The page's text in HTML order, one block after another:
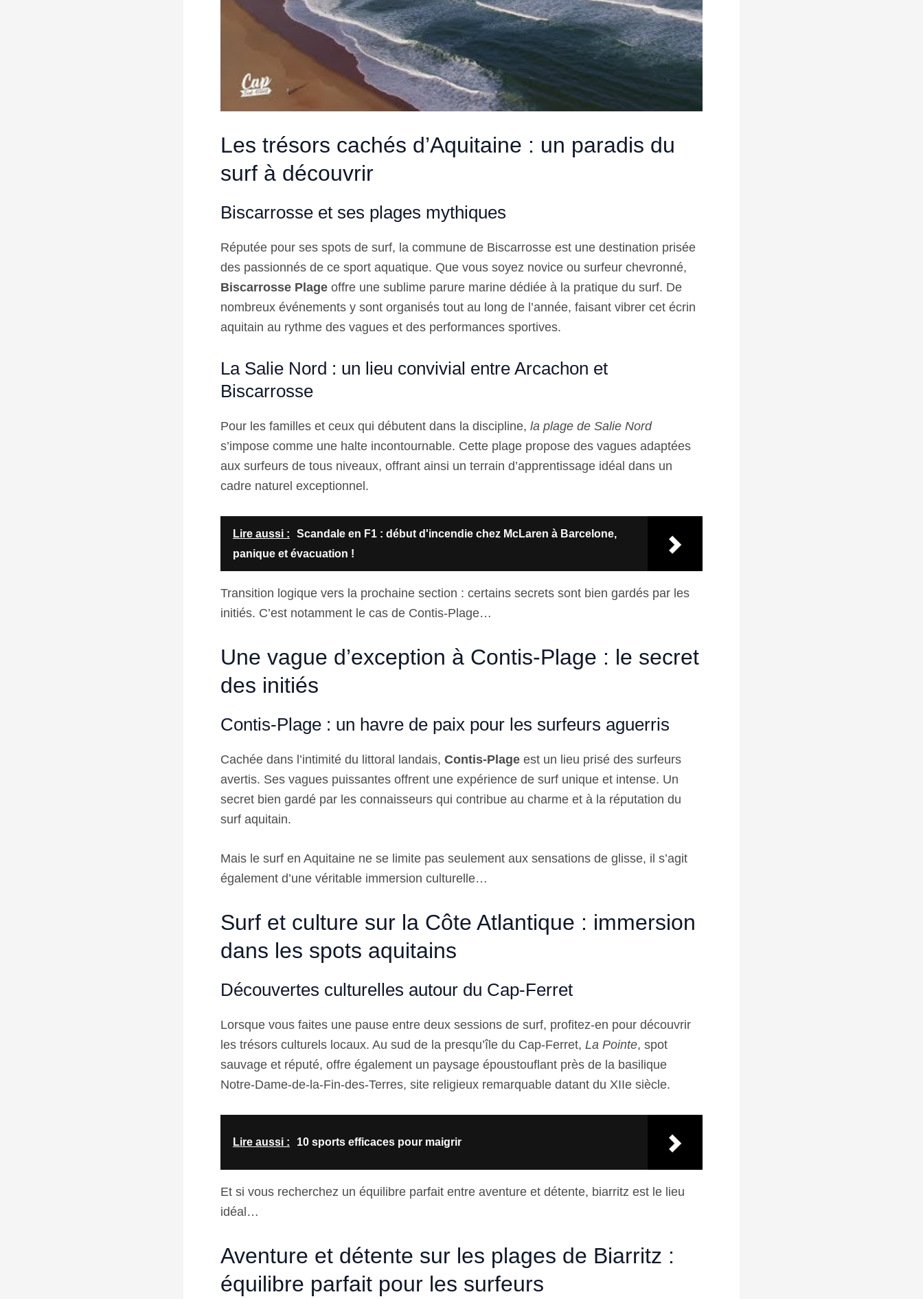
Les trésors cachés d’Aquitaine : un paradis du
surf à découvrir
Biscarrosse et ses plages mythiques
Réputée pour ses spots de surf, la commune de Biscarrosse est une destination prisée
des passionnés de ce sport aquatique. Que vous soyez novice ou surfeur chevronné,
Biscarrosse Plage offre une sublime parure marine dédiée à la pratique du surf. De
nombreux événements y sont organisés tout au long de l’année, faisant vibrer cet écrin
aquitain au rythme des vagues et des performances sportives.
La Salie Nord : un lieu convivial entre Arcachon et
Biscarrosse
Pour les familles et ceux qui débutent dans la discipline, la plage de Salie Nord
s’impose comme une halte incontournable. Cette plage propose des vagues adaptées
aux surfeurs de tous niveaux, offrant ainsi un terrain d’apprentissage idéal dans un
cadre naturel exceptionnel.
Lire aussi :
Scandale en F1 : début d'incendie chez McLaren à Barcelone,
panique et évacuation !
Transition logique vers la prochaine section : certains secrets sont bien gardés par les
initiés. C’est notamment le cas de Contis-Plage…
Une vague d’exception à Contis-Plage : le secret
des initiés
Contis-Plage : un havre de paix pour les surfeurs aguerris
Cachée dans l’intimité du littoral landais, Contis-Plage est un lieu prisé des surfeurs
avertis. Ses vagues puissantes offrent une expérience de surf unique et intense. Un
secret bien gardé par les connaisseurs qui contribue au charme et à la réputation du
surf aquitain.
Mais le surf en Aquitaine ne se limite pas seulement aux sensations de glisse, il s’agit
également d’une véritable immersion culturelle…
Surf et culture sur la Côte Atlantique : immersion
dans les spots aquitains
Découvertes culturelles autour du Cap-Ferret
Lorsque vous faites une pause entre deux sessions de surf, profitez-en pour découvrir
les trésors culturels locaux. Au sud de la presqu’île du Cap-Ferret, La Pointe, spot
sauvage et réputé, offre également un paysage époustouflant près de la basilique
Notre-Dame-de-la-Fin-des-Terres, site religieux remarquable datant du XIIe siècle.
Lire aussi : 10 sports efficaces pour maigrir
Et si vous recherchez un équilibre parfait entre aventure et détente, biarritz est le lieu
idéal…
Aventure et détente sur les plages de Biarritz :
équilibre parfait pour les surfeurs